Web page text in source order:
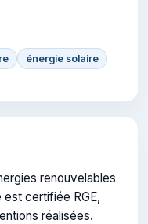
énergie solaire
renouvelables
certifiée RGE,
réalisées.